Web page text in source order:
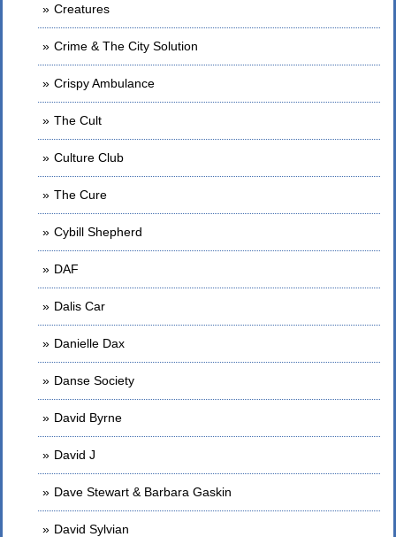
Creatures
Crime & The City Solution
Crispy Ambulance
The Cult
Culture Club
The Cure
Cybill Shepherd
DAF
Dalis Car
Danielle Dax
Danse Society
David Byrne
David J
Dave Stewart & Barbara Gaskin
David Sylvian